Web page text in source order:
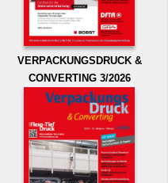
VERPACKUNGSDRUCK &
CONVERTING 3/2026